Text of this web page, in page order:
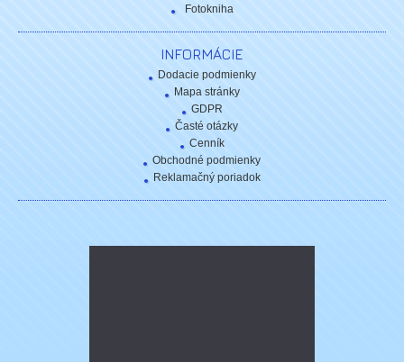
Fotokniha
INFORMÁCIE
Dodacie podmienky
Mapa stránky
GDPR
Časté otázky
Cenník
Obchodné podmienky
Reklamačný poriadok